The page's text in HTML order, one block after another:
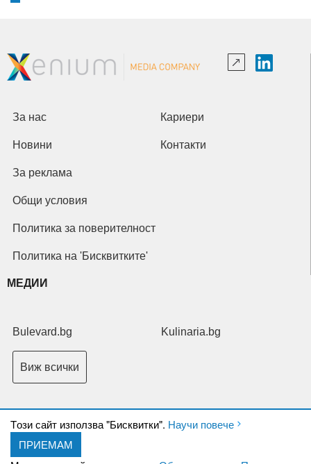
Tози сайт използва "Бисквитки". Научи повече
ПРИЕМАМ
За нас Кариери
Новини Контакти
За реклама
Общи условия
Политика за поверителност
Политика на 'Бисквитките'
МЕДИИ
Bulevard.bg Kulinaria.bg
Виж всички
Copyright © 2026 Ксениум ООД. Всички права запазени.